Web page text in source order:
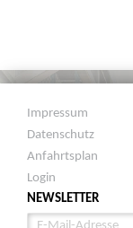
Impressum
Datenschutz
Anfahrtsplan
Login
NEWSLETTER